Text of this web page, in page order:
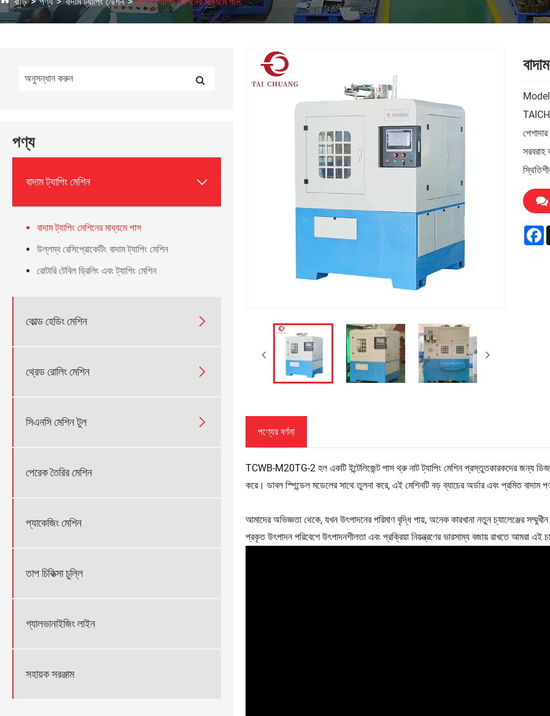
পণ্য
বাদাম ট্যাপিং মেশিন 
বাদাম ট্যাপিং মেশিনের মাধ্যমে পাস
উল্লম্ব রেসিপ্রোকেটিং বাদাম ট্যাপিং মেশিন
রোটারি টেবিল ড্রিলিং এবং ট্যাপিং মেশিন
কোল্ড হেডিং মেশিন 
থ্রেড রোলিং মেশিন 
সিএনসি মেশিন টুল 
পেরেক তৈরির মেশিন
প্যাকেজিং মেশিন
তাপ চিকিত্সা চুল্লি
গ্যালভানাইজিং লাইন
সহায়ক সরঞ্জাম
সরবরাহ
পণ্যের বর্ণনা
TCWB-M20TG-2 হল একটি ইন্টেলিজেন্ট পাস থ্রু নাট ট্যাপিং মেশিন প্রস্তুতকারকদের জন্য
করে। ডাবল স্পিন্ডেল মডেলের সাথে তুলনা করে, এই মেশিনটি বড় ব্যাচের অর্ডার এবং প্রমিত
আমাদের অভিজ্ঞতা থেকে, যখন উৎপাদনের পরিমাণ বৃদ্ধি পায়, অনেক কারখানা নতুন চ্যালেঞ্জের
প্রকৃত উৎপাদন পরিবেশে উৎপাদনশীলতা এবং প্রক্রিয়া নিয়ন্ত্রণের ভারসাম্য বজায় রাখতে আমরা এই